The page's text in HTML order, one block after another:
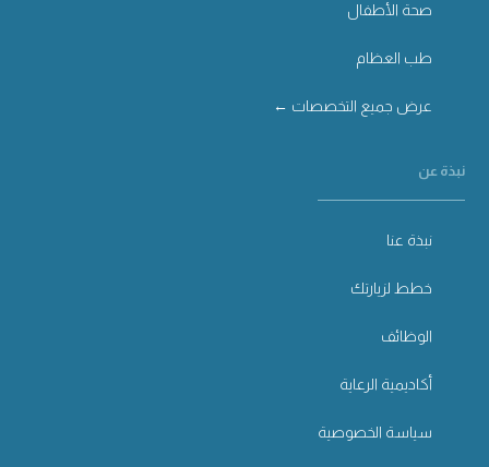
صحة الأطفال
طب العظام
عرض جميع التخصصات ←
نبذة عن
نبذة عنا
خطط لزيارتك
الوظائف
أكاديمية الرعاية
سياسة الخصوصية